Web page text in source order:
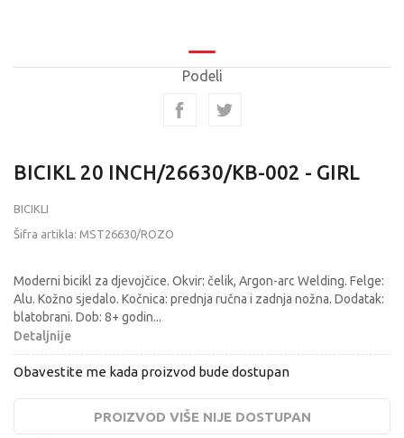
Podeli
BICIKL 20 INCH/26630/KB-002 - GIRL
BICIKLI
Šifra artikla: MST26630/ROZO
Moderni bicikl za djevojčice. Okvir: čelik, Argon-arc Welding. Felge:
Alu. Kožno sjedalo. Kočnica: prednja ručna i zadnja nožna. Dodatak:
blatobrani. Dob: 8+ godin...
Detaljnije
Obavestite me kada proizvod bude dostupan
PROIZVOD VIŠE NIJE DOSTUPAN